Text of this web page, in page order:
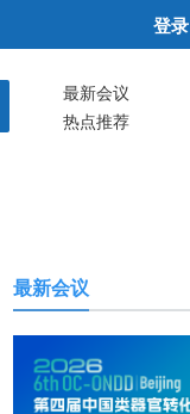
登录
最新会议
热点推荐
最新会议